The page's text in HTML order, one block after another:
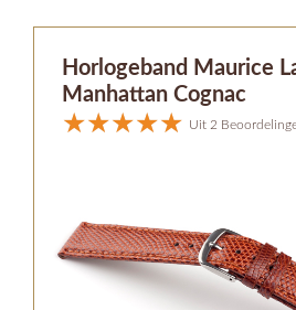
Horlogeband Maurice
Manhattan Cognac
Uit 2